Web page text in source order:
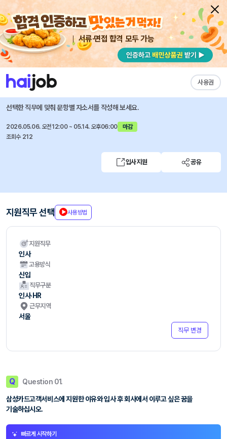
서류·면접 합격 모두 가능
사용권
채용공고 자소서 자유항목 자소서 내 작성목록
삼성카드고객서비스
2026년 삼성카드고객서비스 3급 신입사원 채용
선택한 직무에 맞춰 문항별 자소서를 작성해 보세요.
2026.05.06. 오전12:00 ~ 05.14. 오후06:00
마감
조회수 212
입사지원 공유
지원직무 선택 사용방법
지원직무
인사
고용방식
신입
직무구분
인사·HR
근무지역
서울
직무 변경
Q Question 01.
삼성카드고객서비스에 지원한 이유와 입사 후 회사에서 이루고 싶은 꿈을
기술하십시오.
빠르게 시작하기